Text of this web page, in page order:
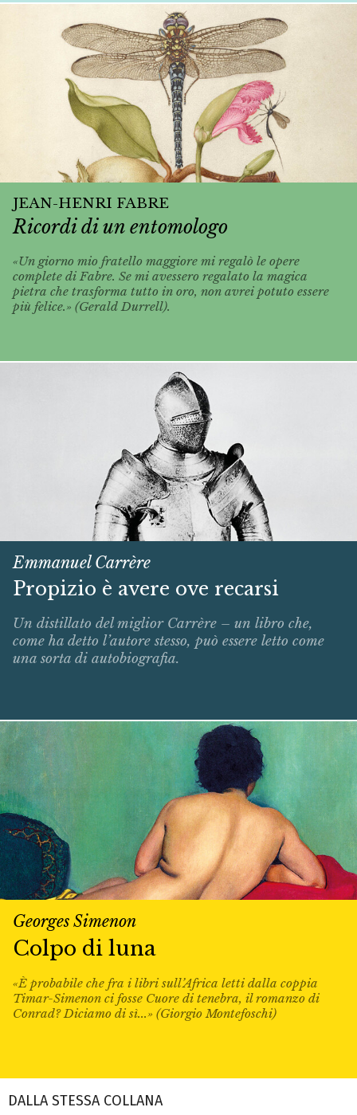
JEAN-HENRI FABRE
Ricordi di un entomologo
«Un giorno mio fratello maggiore mi regalò le opere
complete di Fabre. Se mi avessero regalato la magica
pietra che trasforma tutto in oro, non avrei potuto essere
più felice.» (Gerald Durrell).
Emmanuel Carrère
Propizio è avere ove recarsi
Un distillato del miglior Carrère – un libro che,
come ha detto l’autore stesso, può essere letto come
una sorta di autobiografia.
Georges Simenon
Colpo di luna
«È probabile che fra i libri sull’Africa letti dalla coppia
Timar-Simenon ci fosse Cuore di tenebra, il romanzo di
Conrad? Diciamo di sì...» (Giorgio Montefoschi)
DALLA STESSA COLLANA